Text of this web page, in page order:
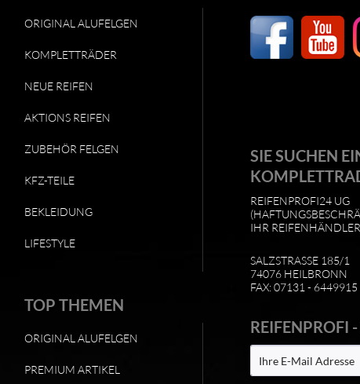
ORIGINAL ALUFELGEN
KOMPLETTRÄDER
NEUE REIFEN
AKTIONS REIFEN
ZUBEHÖR FELGEN
KFZ-TEILE
BEKLEIDUNG
LIFESTYLE
TOP THEMEN
ORIGINAL ALUFELGEN
PREMIUM ARTIKEL
SIE SUCHEN
REIFENPROFI24 UG
IHR REIFENHÄNDLER
SALZSTRASSE 185/1
74076 HEILBRONN
FAX: 07131 - 6449915
REIFENPROFI